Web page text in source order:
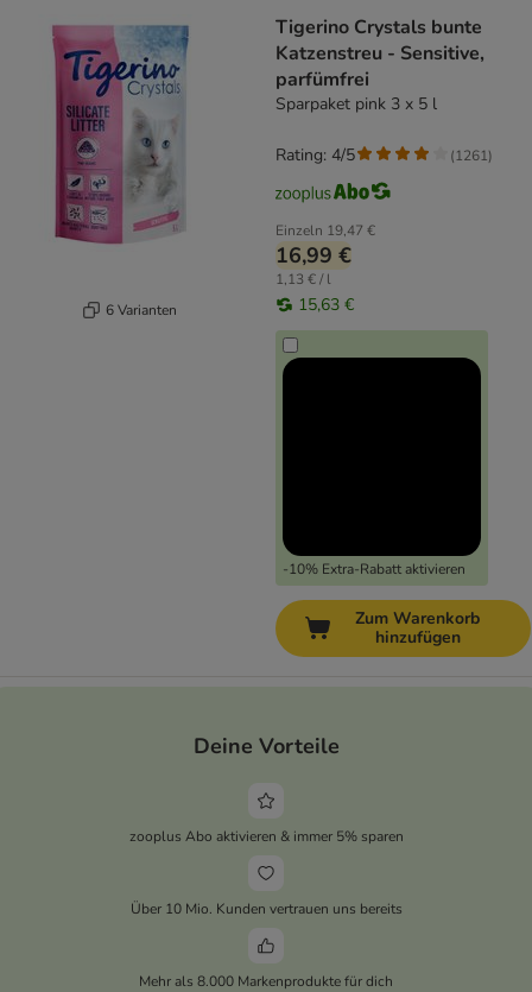
6 Varianten
Tigerino Crystals bunte
Katzenstreu - Sensitive,
parfümfrei
Sparpaket pink 3 x 5 l
Einzeln 19,47 €
16,99 €
1,13 € / l
15,63 €
-10% Extra-Rabatt aktivieren
Rating: 4/5 (1261)
Zum Warenkorb
hinzufügen
Deine Vorteile
zooplus Abo aktivieren & immer 5% sparen
Über 10 Mio. Kunden vertrauen uns bereits
Mehr als 8.000 Markenprodukte für dich